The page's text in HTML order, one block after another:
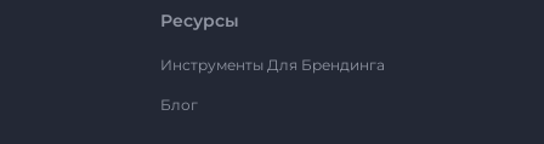
Ресурсы
Инструменты Для Брендинга
Блог